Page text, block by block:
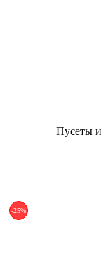
Пусеты
-25%